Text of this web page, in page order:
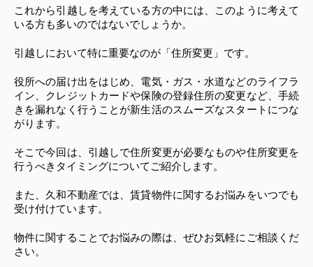
これから引越しを考えている方の中には、このように考えて
いる方も多いのではないでしょうか。
引越しにおいて特に重要なのが「住所変更」です。
役所への届け出をはじめ、電気・ガス・水道などのライフラ
イン、クレジットカードや保険の登録住所の変更など、手続
きを漏れなく行うことが新生活のスムーズなスタートにつな
がります。
そこで今回は、引越しで住所変更が必要なものや住所変更を
行うべきタイミングについてご紹介します。
また、久和不動産では、賃貸物件に関するお悩みをいつでも
受け付けています。
物件に関することでお悩みの際は、ぜひお気軽にご相談くだ
さい。